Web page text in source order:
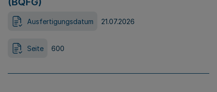
Ausfertigungsdatum 21.07.2026
Seite 600